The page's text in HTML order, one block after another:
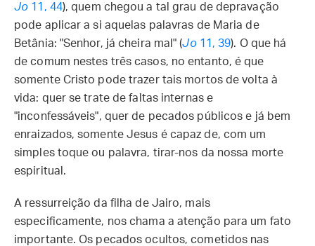
Jo 11, 44), quem chegou a tal grau de depravação
pode aplicar a si aquelas palavras de Maria de
Betânia: "Senhor, já cheira mal" (Jo11, 39). O que há
de comum nestes três casos, no entanto, é que
somente Cristo pode trazer tais mortos de volta à
vida: quer se trate de faltas internas e
"inconfessáveis", quer de pecados públicos e já bem
enraizados, somente Jesus é capaz de, com um
simples toque ou palavra, tirar-nos da nossa morte
espiritual.
A ressurreição da filha de Jairo, mais
especificamente, nos chama a atenção para um fato
importante. Os pecados ocultos, cometidos nas